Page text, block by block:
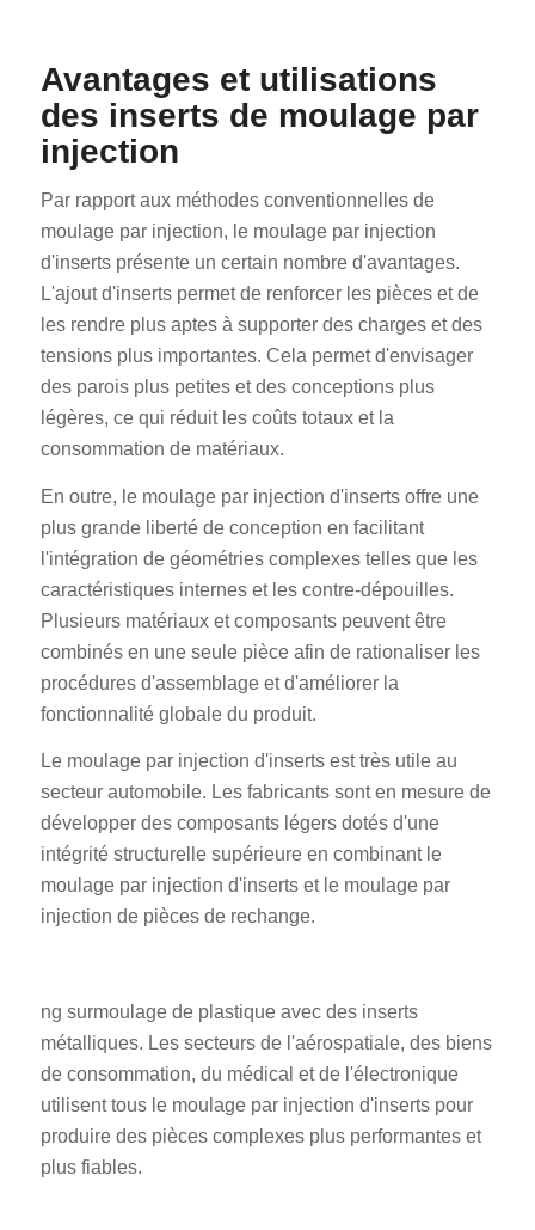
Avantages et utilisations
des inserts de moulage par
injection
Par rapport aux méthodes conventionnelles de
moulage par injection, le moulage par injection
d'inserts présente un certain nombre d'avantages.
L'ajout d'inserts permet de renforcer les pièces et de
les rendre plus aptes à supporter des charges et des
tensions plus importantes. Cela permet d'envisager
des parois plus petites et des conceptions plus
légères, ce qui réduit les coûts totaux et la
consommation de matériaux.
En outre, le moulage par injection d'inserts offre une
plus grande liberté de conception en facilitant
l'intégration de géométries complexes telles que les
caractéristiques internes et les contre-dépouilles.
Plusieurs matériaux et composants peuvent être
combinés en une seule pièce afin de rationaliser les
procédures d'assemblage et d'améliorer la
fonctionnalité globale du produit.
Le moulage par injection d'inserts est très utile au
secteur automobile. Les fabricants sont en mesure de
développer des composants légers dotés d'une
intégrité structurelle supérieure en combinant le
moulage par injection d'inserts et le moulage par
injection de pièces de rechange.
ng surmoulage de plastique avec des inserts
métalliques. Les secteurs de l'aérospatiale, des biens
de consommation, du médical et de l'électronique
utilisent tous le moulage par injection d'inserts pour
produire des pièces complexes plus performantes et
plus fiables.